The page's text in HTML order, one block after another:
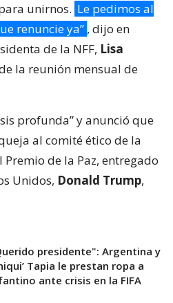
unirnos. Le pedimos al
renuncie ya” , dijo en
de la NFF, Lisa
la reunión mensual de
profunda” y anunció que
al comité ético de la
de la Paz, entregado
Unidos, Donald Trump,
presidente": Argentina y
Tapia le prestan ropa a
ante crisis en la FIFA